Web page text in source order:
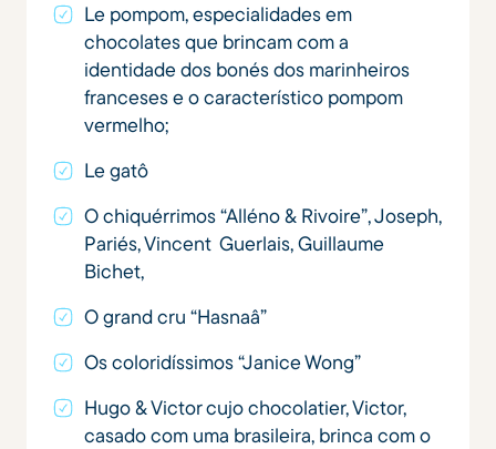
Le pompom, especialidades em
chocolates que brincam com a
identidade dos bonés dos marinheiros
franceses e o característico pompom
vermelho;
Le gatô
O chiquérrimos “Alléno & Rivoire”, Joseph,
Pariés, Vincent Guerlais, Guillaume
Bichet,
O grand cru “Hasnaâ”
Os coloridíssimos “Janice Wong”
Hugo & Victor cujo chocolatier, Victor,
casado com uma brasileira, brinca com o